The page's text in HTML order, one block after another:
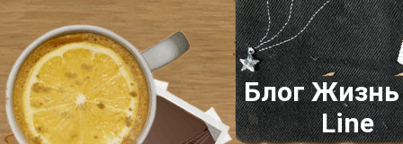
Блог Жизнь
Line